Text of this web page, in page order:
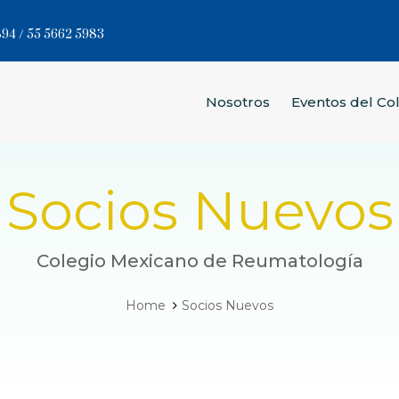
/ 55 5662 5983
Nosotros Eventos del
Socios Nuevos
Colegio Mexicano de Reumatología
Home Socios Nuevos